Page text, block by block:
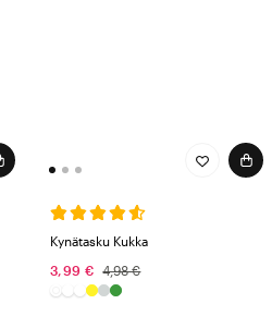
Kynätasku Kukka
3,99 €
4,98 €